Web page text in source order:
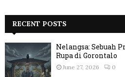
RECENT POSTS
Nelangsa: Sebuah
Rupa di Gorontalo
June 27, 2026 0